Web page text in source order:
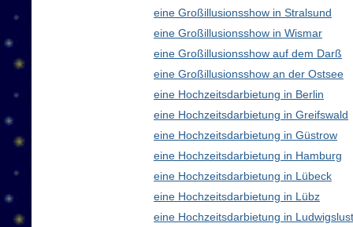
eine Großillusionsshow in Stralsund
eine Großillusionsshow in Wismar
eine Großillusionsshow auf dem Darß
eine Großillusionsshow an der Ostsee
eine Hochzeitsdarbietung in Berlin
eine Hochzeitsdarbietung in Greifswald
eine Hochzeitsdarbietung in Güstrow
eine Hochzeitsdarbietung in Hamburg
eine Hochzeitsdarbietung in Lübeck
eine Hochzeitsdarbietung in Lübz
eine Hochzeitsdarbietung in Ludwigslust